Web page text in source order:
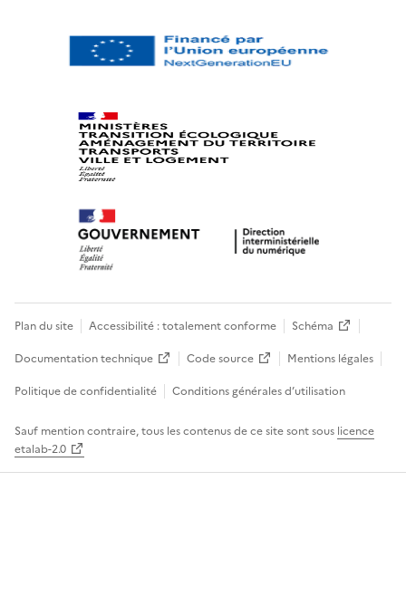
Plan du site Accessibilité : totalement conforme
Schéma
Documentation technique
Code source
Mentions légales
Politique de confidentialité
Conditions générales d’utilisation
Sauf mention contraire, tous les contenus de ce site sont sous licence
etalab-2.0